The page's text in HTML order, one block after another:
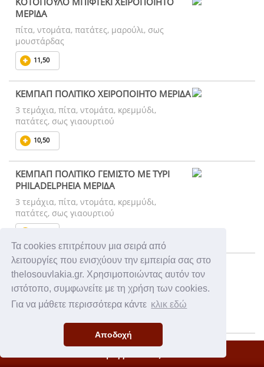
Τα cookies επιτρέπουν μια σειρά από
λειτουργίες που ενισχύουν την εμπειρία σας στο
thelosouvlakia.gr. Χρησιμοποιώντας αυτόν τον
ιστότοπο, συμφωνείτε με τη χρήση των cookies.
Για να μάθετε περισσότερα κάντε κλικ εδώ
Αποδοχή
ΜΕΡΙΔΑ
πίτα, ντομάτα, πατάτες, μαρούλι, σως
μουστάρδας
11,50
ΚΕΜΠΑΠ ΠΟΛΙΤΙΚΟ ΧΕΙΡΟΠΟΙΗΤΟ ΜΕΡΙΔΑ
3 τεμάχια, πίτα, ντομάτα, κρεμμύδι,
πατάτες, σως γιαουρτιού
10,50
ΚΕΜΠΑΠ ΠΟΛΙΤΙΚΟ ΓΕΜΙΣΤΟ ΜΕ ΤΥΡΙ
PHILADELPHEIA ΜΕΡΙΔΑ
3 τεμάχια, πίτα, ντομάτα, κρεμμύδι,
πατάτες, σως γιαουρτιού
ΣΟΥΤΖΟΥΚΑΚΙ ΘΕΣΣΑΛΟΝΙΚΗΣ ΜΕΡΙΔΑ
3 τεμάχια, πίτα, ντομάτα, κρεμμύδι,
πατάτες, σως γιαουρτιού
11,00
ΓΙΑΟΥΡΤΛΟΥ ΚΕΜΠΑΠ ΠΟΛΙΤΙΚΟ
πίτα, σάλτσα ντομάτας, γιαούρτι